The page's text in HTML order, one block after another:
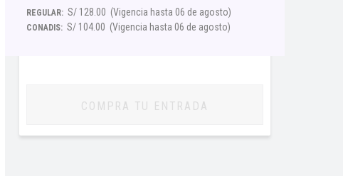
REGULAR:S/ 128.00 (Vigencia hasta 06 de agosto)
CONADIS:S/ 104.00 (Vigencia hasta 06 de agosto)
COMPRA TU ENTRADA